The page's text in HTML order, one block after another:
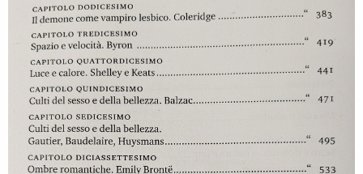
7. oggi ci permettiamo di dare addosso al
maschio
perchè la nostra
società se lo può permettere finchè va tutto bene, poi appena c'è un
problematecnico, allora si dà per scontato che ci pensino loro,
allora sì che ci ricordiamo che sono
. Il testosterone non è un
nemico della società (sic!)
8. la lotta di alcune femministe contro la pornografia è solo una
forma recente di bigottismo
Continuo appena posso, che non sarà a breve.